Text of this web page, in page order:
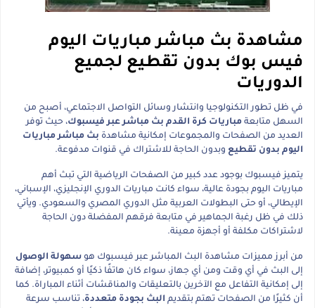
مشاهدة بث مباشر مباريات اليوم
فيس بوك بدون تقطيع لجميع
الدوريات
في ظل تطور التكنولوجيا وانتشار وسائل التواصل الاجتماعي، أصبح من
السهل متابعة مباريات كرة القدم بث مباشر عبر فيسبوك، حيث توفر
العديد من الصفحات والمجموعات إمكانية مشاهدة بث مباشر مباريات
اليوم بدون تقطيع وبدون الحاجة للاشتراك في قنوات مدفوعة.
يتميز فيسبوك بوجود عدد كبير من الصفحات الرياضية التي تبث أهم
مباريات اليوم بجودة عالية، سواء كانت مباريات الدوري الإنجليزي، الإسباني،
الإيطالي، أو حتى البطولات العربية مثل الدوري المصري والسعودي. ويأتي
ذلك في ظل رغبة الجماهير في متابعة فرقهم المفضلة دون الحاجة
لاشتراكات مكلفة أو أجهزة معينة.
من أبرز مميزات مشاهدة البث المباشر عبر فيسبوك هو سهولة الوصول
إلى البث في أي وقت ومن أي جهاز، سواء كان هاتفًا ذكيًا أو كمبيوتر، إضافة
إلى إمكانية التفاعل مع الآخرين بالتعليقات والمناقشات أثناء المباراة. كما
أن كثيرًا من الصفحات تهتم بتقديم البث بجودة متعددة، تناسب سرعة